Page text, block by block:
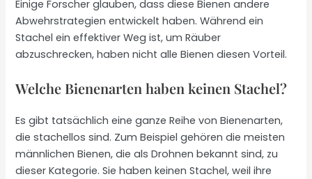
Einige Forscher glauben, dass diese Bienen andere
Abwehrstrategien entwickelt haben. Während ein
Stachel ein effektiver Weg ist, um Räuber
abzuschrecken, haben nicht alle Bienen diesen Vorteil.
Welche Bienenarten haben keinen Stachel?
Es gibt tatsächlich eine ganze Reihe von Bienenarten,
die stachellos sind. Zum Beispiel gehören die meisten
männlichen Bienen, die als Drohnen bekannt sind, zu
dieser Kategorie. Sie haben keinen Stachel, weil ihre